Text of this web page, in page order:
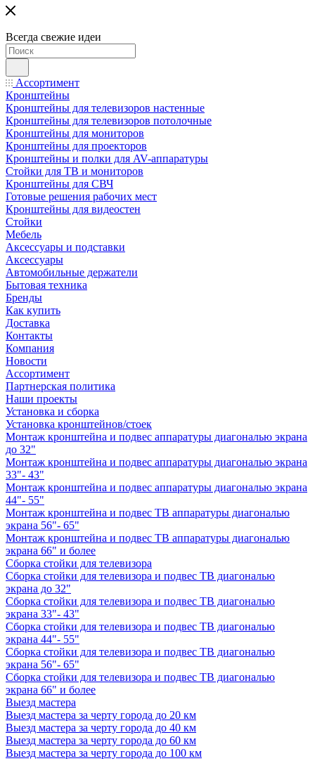
Всегда свежие идеи
Ассортимент
Кронштейны
Кронштейны для телевизоров настенные
Кронштейны для телевизоров потолочные
Кронштейны для мониторов
Кронштейны для проекторов
Кронштейны и полки для AV-аппаратуры
Стойки для ТВ и мониторов
Кронштейны для СВЧ
Готовые решения рабочих мест
Кронштейны для видеостен
Стойки
Мебель
Аксессуары и подставки
Аксессуары
Автомобильные держатели
Бытовая техника
Бренды
Как купить
Доставка
Контакты
Компания
Новости
Ассортимент
Партнерская политика
Наши проекты
Установка и сборка
Установка кронштейнов/стоек
Монтаж кронштейна и подвес аппаратуры диагональю экрана
до 32"
Монтаж кронштейна и подвес аппаратуры диагональю экрана
33"- 43"
Монтаж кронштейна и подвес аппаратуры диагональю экрана
44"- 55"
Монтаж кронштейна и подвес ТВ аппаратуры диагональю
экрана 56"- 65"
Монтаж кронштейна и подвес ТВ аппаратуры диагональю
экрана 66" и более
Сборка стойки для телевизора
Сборка стойки для телевизора и подвес ТВ диагональю
экрана до 32"
Сборка стойки для телевизора и подвес ТВ диагональю
экрана 33"- 43"
Сборка стойки для телевизора и подвес ТВ диагональю
экрана 44"- 55"
Сборка стойки для телевизора и подвес ТВ диагональю
экрана 56"- 65"
Сборка стойки для телевизора и подвес ТВ диагональю
экрана 66" и более
Выезд мастера
Выезд мастера за черту города до 20 км
Выезд мастера за черту города до 40 км
Выезд мастера за черту города до 60 км
Выезд мастера за черту города до 100 км